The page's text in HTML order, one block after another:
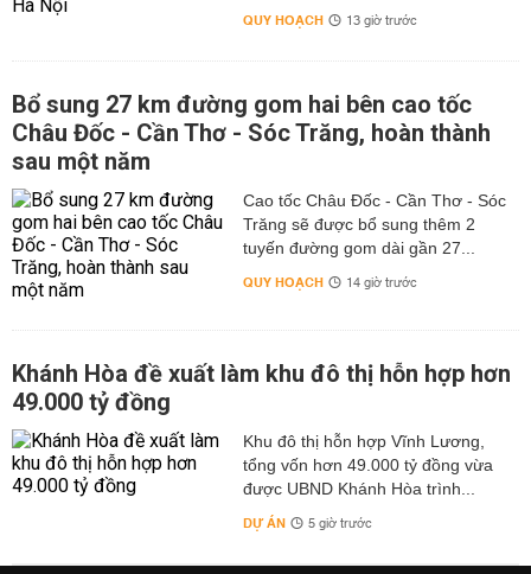
QUY HOẠCH 13 giờ trước
Bổ sung 27 km đường gom hai bên cao tốc
Châu Đốc - Cần Thơ - Sóc Trăng, hoàn thành
sau một năm
Cao tốc Châu Đốc - Cần Thơ - Sóc
Trăng sẽ được bổ sung thêm 2
tuyến đường gom dài gần 27...
QUY HOẠCH 14 giờ trước
Khánh Hòa đề xuất làm khu đô thị hỗn hợp hơn
49.000 tỷ đồng
Khu đô thị hỗn hợp Vĩnh Lương,
tổng vốn hơn 49.000 tỷ đồng vừa
được UBND Khánh Hòa trình...
DỰ ÁN 5 giờ trước